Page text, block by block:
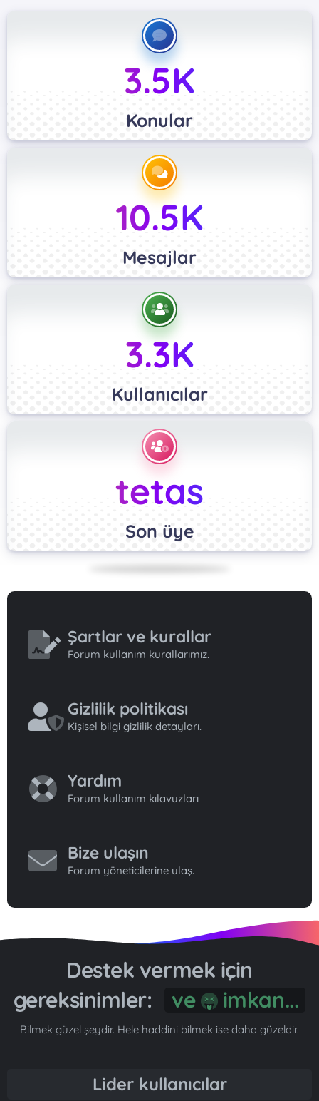
3.5K
Konular
10.5K
Mesajlar
3.3K
Kullanıcılar
tetas
Son üye
Şartlar ve kurallar
Forum kullanım kurallarımız.
Gizlilik politikası
Kişisel bilgi gizlilik detayları.
Yardım
Forum kullanım kılavuzları
Bize ulaşın
Forum yöneticilerine ulaş.
Destek vermek için
gereksinimler:
ve imkan...
Bilmek güzel şeydir. Hele haddini bilmek ise daha güzeldir.
Lider kullanıcılar